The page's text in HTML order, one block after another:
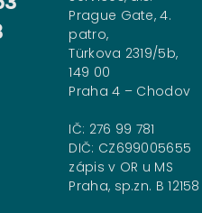
Prague Gate, 4.
patro,
Türkova 2319/5b,
149 00
Praha 4 – Chodov
IČ: 276 99 781
DIČ: CZ699005655
zápis v OR u MS
Praha, sp.zn. B 12158